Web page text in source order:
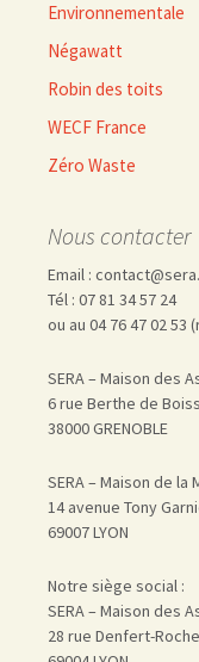
Environnementale
Négawatt
Robin des toits
WECF France
Zéro Waste
Nous contacter
Email :
Tél : 07 81 34 57 24
ou au 04 76 47 02 53
SERA – Maison des
6 rue Berthe de
38000 GRENOBLE
SERA – Maison de
14 avenue Tony
69007 LYON
Notre siège social :
SERA – Maison des
28 rue Denfert-